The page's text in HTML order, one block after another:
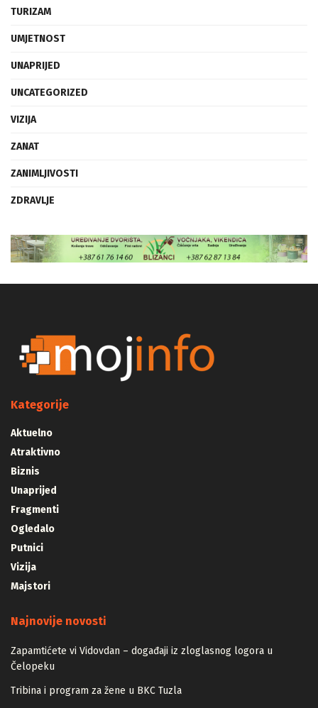
TURIZAM
UMJETNOST
UNAPRIJED
UNCATEGORIZED
VIZIJA
ZANAT
ZANIMLJIVOSTI
ZDRAVLJE
Kategorije
Aktuelno
Atraktivno
Biznis
Unaprijed
Fragmenti
Ogledalo
Putnici
Vizija
Majstori
Najnovije novosti
Zapamtićete vi Vidovdan – događaji iz zloglasnog logora u
Čelopeku
Tribina i program za žene u BKC Tuzla